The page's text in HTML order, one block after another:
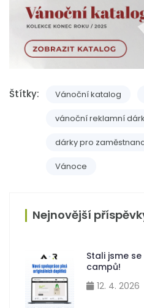
Štítky: Vánoční katalog
vánoční reklamní
dárky pro
Vánoce
Nejnovější
Stali jsme
campů!
12. 4. 2026